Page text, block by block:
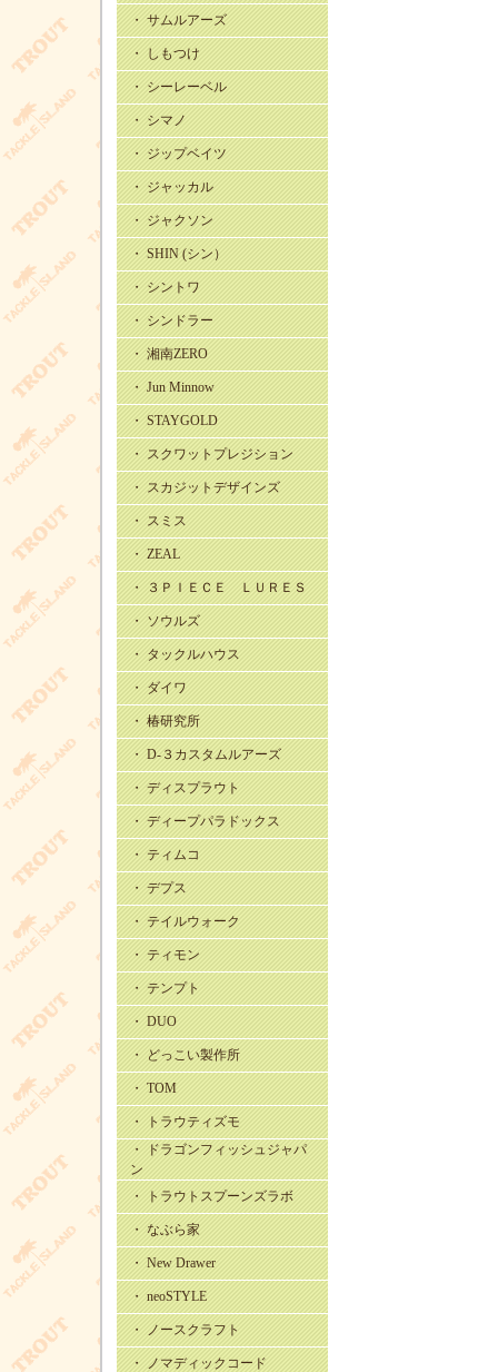
・ サムルアーズ
・ しもつけ
・ シーレーベル
・ シマノ
・ ジップベイツ
・ ジャッカル
・ ジャクソン
・ SHIN (シン）
・ シントワ
・ シンドラー
・ 湘南ZERO
・ Jun Minnow
・ STAYGOLD
・ スクワットプレジション
・ スカジットデザインズ
・ スミス
・ ZEAL
・ ３ＰＩＥＣＥ ＬＵＲＥＳ
・ ソウルズ
・ タックルハウス
・ ダイワ
・ 椿研究所
・ D-３カスタムルアーズ
・ ディスプラウト
・ ディープパラドックス
・ ティムコ
・ デプス
・ テイルウォーク
・ ティモン
・ テンプト
・ DUO
・ どっこい製作所
・ TOM
・ トラウティズモ
・ ドラゴンフィッシュジャパ
ン
・ トラウトスプーンズラボ
・ なぶら家
・ New Drawer
・ neoSTYLE
・ ノースクラフト
・ ノマディックコード